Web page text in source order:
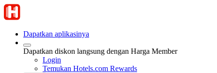
Dapatkan aplikasinya
Dapatkan diskon langsung dengan Harga Member
Login
Temukan Hotels.com Rewards